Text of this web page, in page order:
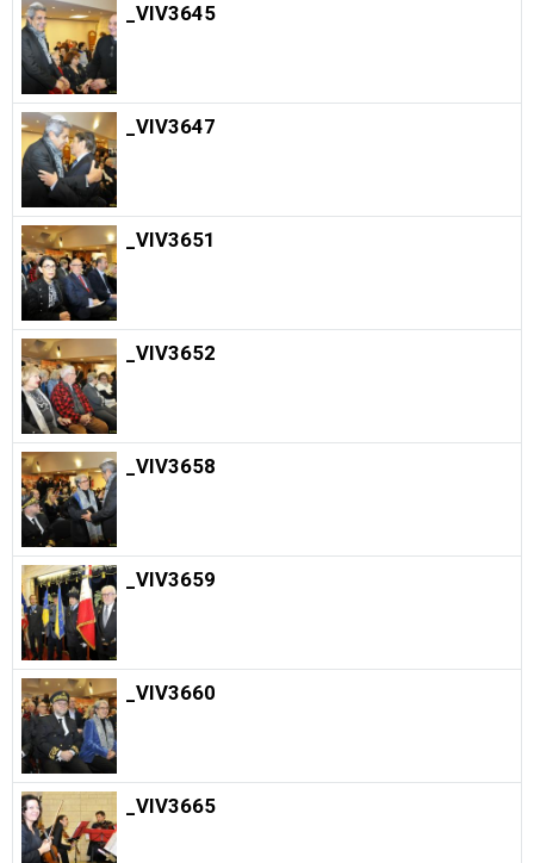
_VIV3645
_VIV3647
_VIV3651
_VIV3652
_VIV3658
_VIV3659
_VIV3660
_VIV3665